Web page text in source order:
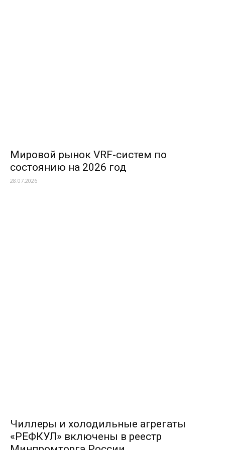
Мировой рынок VRF-систем по
состоянию на 2026 год
28.07.2026
Чиллеры и холодильные агрегаты
«РЕФКУЛ» включены в реестр